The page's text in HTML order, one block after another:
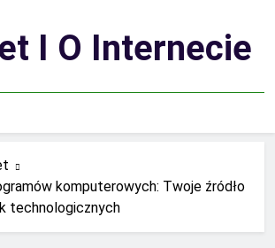
I O Internecie
komputerowych: Twoje źródło
technologicznych